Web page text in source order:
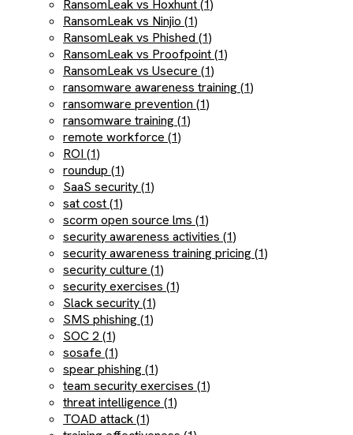
RansomLeak vs Hoxhunt (1)
RansomLeak vs Ninjio (1)
RansomLeak vs Phished (1)
RansomLeak vs Proofpoint (1)
RansomLeak vs Usecure (1)
ransomware awareness training (1)
ransomware prevention (1)
ransomware training (1)
remote workforce (1)
ROI (1)
roundup (1)
SaaS security (1)
sat cost (1)
scorm open source lms (1)
security awareness activities (1)
security awareness training pricing (1)
security culture (1)
security exercises (1)
Slack security (1)
SMS phishing (1)
SOC 2 (1)
sosafe (1)
spear phishing (1)
team security exercises (1)
threat intelligence (1)
TOAD attack (1)